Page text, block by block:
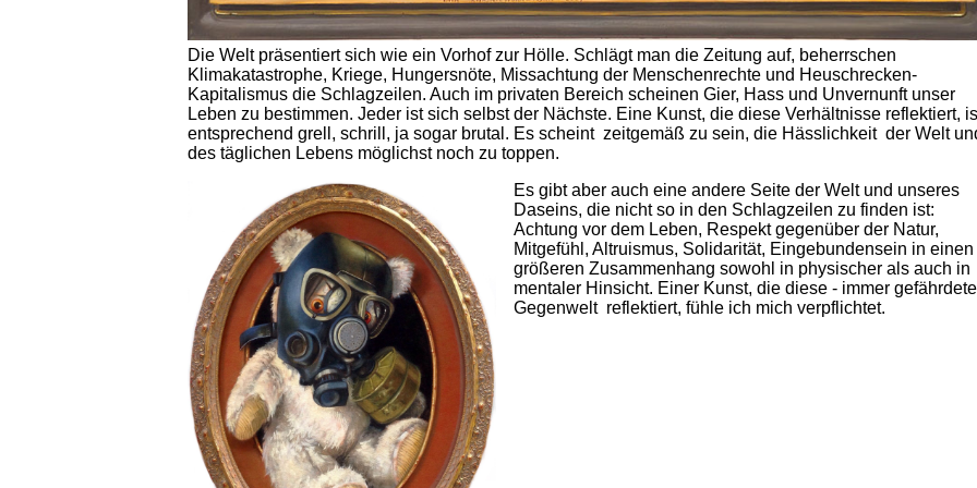
Die Welt präsentiert sich wie ein Vorhof zur Hölle. Schlägt man die Zeitung auf, beherrschen
Klimakatastrophe, Kriege, Hungersnöte, Missachtung der Menschenrechte und Heuschrecken-
Kapitalismus die Schlagzeilen. Auch im privaten Bereich scheinen Gier, Hass und Unvernunft unser
Leben zu bestimmen. Jeder ist sich selbst der Nächste. Eine Kunst, die diese Verhältnisse reflektiert,
entsprechend grell, schrill, ja sogar brutal. Es scheint zeitgemäß zu sein, die Hässlichkeit der Welt
des täglichen Lebens möglichst noch zu toppen.
Es gibt aber auch eine andere Seite der Welt und unseres
Daseins, die nicht so in den Schlagzeilen zu finden ist:
Achtung vor dem Leben, Respekt gegenüber der Natur,
Mitgefühl, Altruismus, Solidarität, Eingebundensein in einen
größeren Zusammenhang sowohl in physischer als auch in
mentaler Hinsicht. Einer Kunst, die diese - immer
Gegenwelt reflektiert, fühle ich mich verpflichtet.